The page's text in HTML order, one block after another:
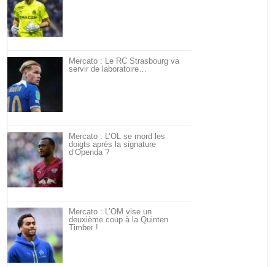
Mercato : Le RC Strasbourg va
servir de laboratoire…
Mercato : L’OL se mord les
doigts après la signature
d’Openda ?
Mercato : L’OM vise un
deuxième coup à la Quinten
Timber !